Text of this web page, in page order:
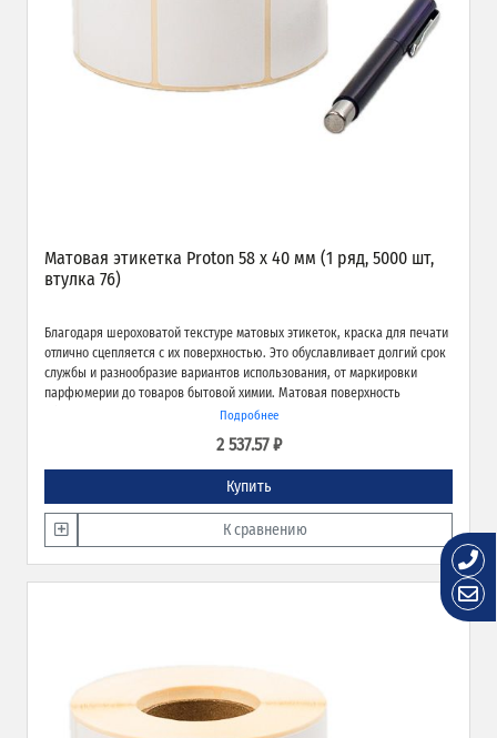
Матовая этикетка Proton 58 х 40 мм (1 ряд, 5000 шт,
втулка 76)
Благодаря шероховатой текстуре матовых этикеток, краска для печати
отлично сцепляется с их поверхностью. Это обуславливает долгий срок
службы и разнообразие вариантов использования, от маркировки
парфюмерии до товаров бытовой химии. Матовая поверхность
обеспечивает превосходное качество печати и широкие возможности
Подробнее
2 537.57 ₽
Купить
К сравнению